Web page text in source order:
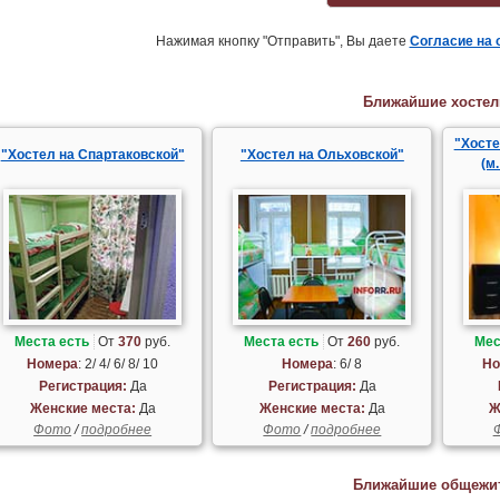
Нажимая кнопку "Отправить", Вы даете Согласие на
Ближайшие
"Хостел на Спартаковской"
Места есть От370 руб.
Номера: 2/ 4/ 6/ 8/ 10
Регистрация: Да
Женские места: Да
Фото/подробнее
"Хостел на Ольховской"
Места есть От260 руб.
Номера: 6/ 8
Регистрация: Да
Женские места: Да
Фото/подробнее
Ближайшие